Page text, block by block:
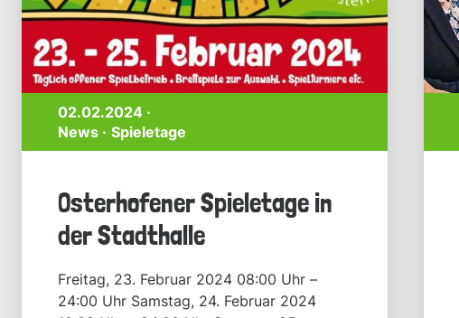
02.02.2024 ·
News
Spieletage
Osterhofener Spieletage in
der Stadthalle
Freitag, 23. Februar 2024 08:00 Uhr –
24:00 Uhr Samstag, 24. Februar 2024